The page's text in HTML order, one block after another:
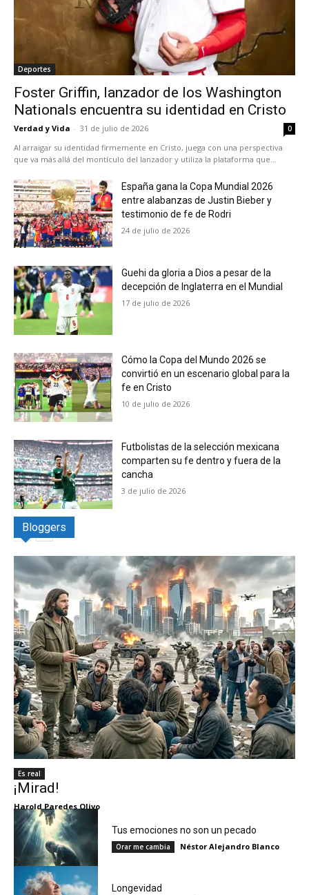
Deportes
Foster Griffin, lanzador de los Washington
Nationals encuentra su identidad en Cristo
Verdad y Vida - 31 de julio de 2026 0
Al arraigar su identidad firmemente en Cristo, juega con una perspectiva
que va más allá del montículo del lanzador y utiliza la plataforma que...
España gana la Copa Mundial 2026
entre alabanzas de Justin Bieber y
testimonio de fe de Rodri
24 de julio de 2026
Guehi da gloria a Dios a pesar de la
decepción de Inglaterra en el Mundial
17 de julio de 2026
Cómo la Copa del Mundo 2026 se
convirtió en un escenario global para la
fe en Cristo
10 de julio de 2026
Futbolistas de la selección mexicana
comparten su fe dentro y fuera de la
cancha
3 de julio de 2026
El Blog del Apóstol Sojo
Bloggers
Es real
¡Mirad!
Harold Paredes Olivo
Tus emociones no son un pecado
Orar me cambia Néstor Alejandro Blanco
Longevidad